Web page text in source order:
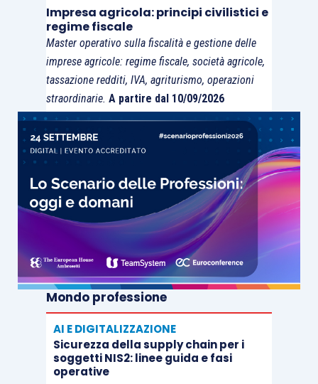
Impresa agricola: principi civilistici e
regime fiscale
Master operativo sulla fiscalità e gestione delle
imprese agricole: regime fiscale, società agricole,
tassazione redditi, IVA, agriturismo, operazioni
straordinarie. A partire dal 10/09/2026
Mondo professione
AI E DIGITALIZZAZIONE
Sicurezza della supply chain per i
soggetti NIS2: linee guida e fasi
operative